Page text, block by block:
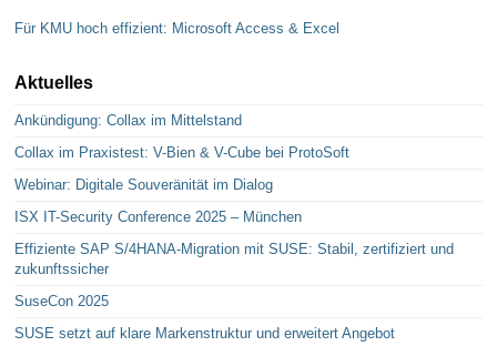
Für KMU hoch effizient: Microsoft Access & Excel
Aktuelles
Ankündigung: Collax im Mittelstand
Collax im Praxistest: V-Bien & V-Cube bei ProtoSoft
Webinar: Digitale Souveränität im Dialog
ISX IT-Security Conference 2025 – München
Effiziente SAP S/4HANA-Migration mit SUSE: Stabil, zertifiziert und
zukunftssicher
SuseCon 2025
SUSE setzt auf klare Markenstruktur und erweitert Angebot